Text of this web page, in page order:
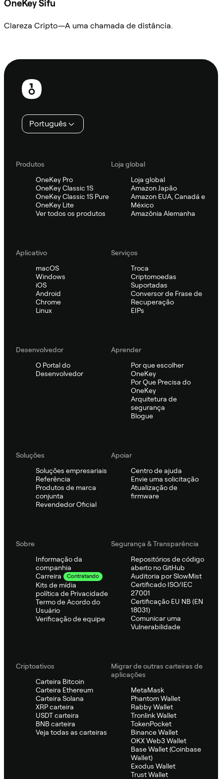
OneKey Sifu
Clareza Cripto—A uma chamada de distância.
Rodapé
Português
Produtos
OneKey Pro
OneKey Classic 1S
OneKey Classic 1S Pure
OneKey Lite
Ver todos os produtos
Loja global
Loja global
Amazon Japão
Amazon EUA, Canadá e
México
Amazônia Alemanha
Aplicativo
macOS
Windows
iOS
Android
Chrome
Linux
Serviços
Troca
Criptomoedas
Suportadas
Conversor de Frase de
Recuperação
EIPs
Desenvolvedor
O Portal do
Desenvolvedor
Aprender
Por que escolher
OneKey
Por Que Precisa do
OneKey
Arquitetura de
segurança
Blogue
Soluções
Soluções empresariais
Referência
Produtos de marca
conjunta
Revendedor Oficial
Apoiar
Centro de ajuda
Envie uma solicitação
Atualização de
firmware
Sobre
Informação da
companhia
Carreira
Contratando
Kits de mídia
política de Privacidade
Termo de Acordo do
Usuário
Verificação de equipe
Segurança & Transparência
Repositórios de código
aberto no GitHub
Auditoria por SlowMist
Certificado ISO/IEC
27001
Certificação EU NB (EN
18031)
Comunicar uma
Vulnerabilidade
Criptoativos
Carteira Bitcoin
Carteira Ethereum
Carteira Solana
XRP carteira
USDT carteira
BNB carteira
Veja todas as carteiras
Migrar de outras carteiras de
aplicações
MetaMask
Phantom Wallet
Rabby Wallet
Tronlink Wallet
TokenPocket
Binance Wallet
OKX Web3 Wallet
Base Wallet (Coinbase
Wallet)
Exodus Wallet
Trust Wallet